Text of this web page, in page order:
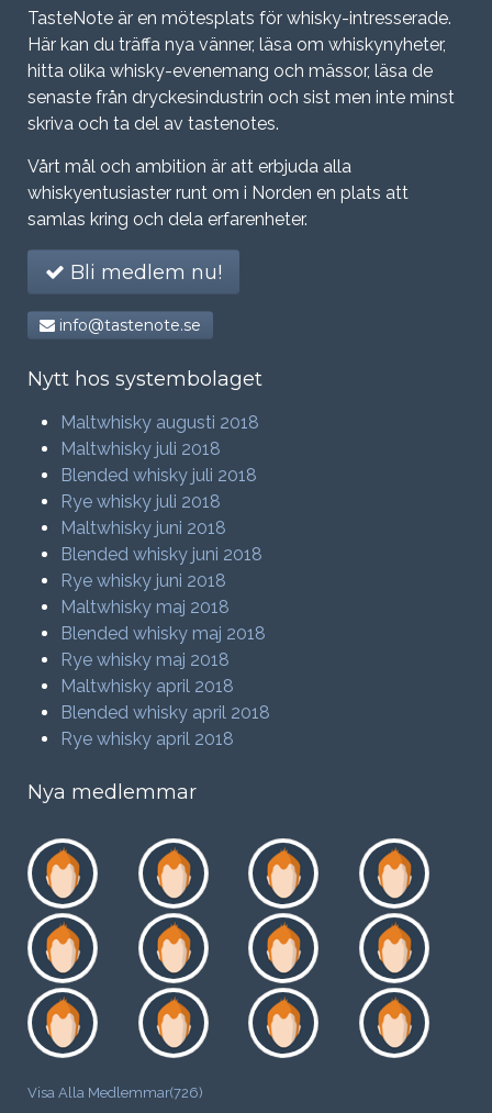
TasteNote är en mötesplats för whisky-intresserade.
Här kan du träffa nya vänner, läsa om whiskynyheter,
hitta olika whisky-evenemang och mässor, läsa de
senaste från dryckesindustrin och sist men inte minst
skriva och ta del av tastenotes.
Vårt mål och ambition är att erbjuda alla
whiskyentusiaster runt om i Norden en plats att
samlas kring och dela erfarenheter.
Bli medlem nu!
info@tastenote.se
Nytt hos systembolaget
Maltwhisky augusti 2018
Maltwhisky juli 2018
Blended whisky juli 2018
Rye whisky juli 2018
Maltwhisky juni 2018
Blended whisky juni 2018
Rye whisky juni 2018
Maltwhisky maj 2018
Blended whisky maj 2018
Rye whisky maj 2018
Maltwhisky april 2018
Blended whisky april 2018
Rye whisky april 2018
Nya medlemmar
Visa Alla Medlemmar(726)